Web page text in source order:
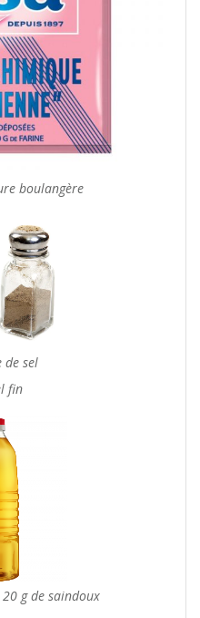
boulangère
de sel
fin
g de saindoux